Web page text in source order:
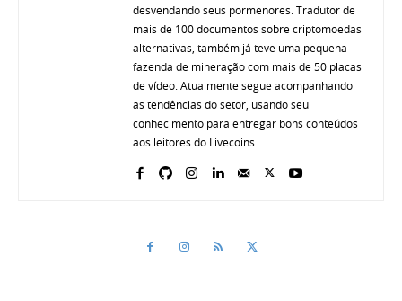
desvendando seus pormenores. Tradutor de
mais de 100 documentos sobre criptomoedas
alternativas, também já teve uma pequena
fazenda de mineração com mais de 50 placas
de vídeo. Atualmente segue acompanhando
as tendências do setor, usando seu
conhecimento para entregar bons conteúdos
aos leitores do Livecoins.